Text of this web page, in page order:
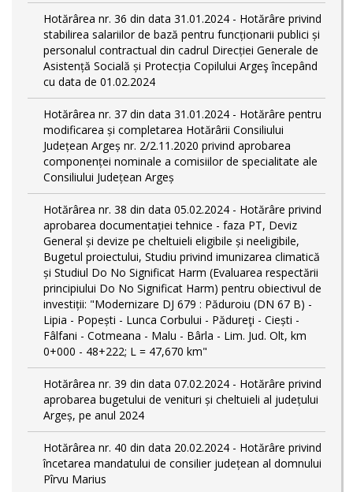
Hotărârea nr. 36 din data 31.01.2024 - Hotărâre privind
stabilirea salariilor de bază pentru funcționarii publici și
personalul contractual din cadrul Direcției Generale de
Asistență Socială și Protecția Copilului Argeş începând
cu data de 01.02.2024
Hotărârea nr. 37 din data 31.01.2024 - Hotărâre pentru
modificarea și completarea Hotărârii Consiliului
Județean Argeș nr. 2/2.11.2020 privind aprobarea
componenței nominale a comisiilor de specialitate ale
Consiliului Județean Argeș
Hotărârea nr. 38 din data 05.02.2024 - Hotărâre privind
aprobarea documentației tehnice - faza PT, Deviz
General și devize pe cheltuieli eligibile și neeligibile,
Bugetul proiectului, Studiu privind imunizarea climatică
și Studiul Do No Significat Harm (Evaluarea respectării
principiului Do No Significat Harm) pentru obiectivul de
investiții: "Modernizare DJ 679 : Păduroiu (DN 67 B) -
Lipia - Popești - Lunca Corbului - Pădureţi - Ciești -
Fâlfani - Cotmeana - Malu - Bârla - Lim. Jud. Olt, km
0+000 - 48+222; L = 47,670 km"
Hotărârea nr. 39 din data 07.02.2024 - Hotărâre privind
aprobarea bugetului de venituri și cheltuieli al județului
Argeș, pe anul 2024
Hotărârea nr. 40 din data 20.02.2024 - Hotărâre privind
încetarea mandatului de consilier județean al domnului
Pîrvu Marius